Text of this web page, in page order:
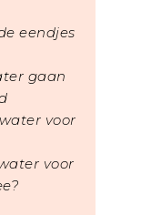
eendjes
gaan
voor
voor